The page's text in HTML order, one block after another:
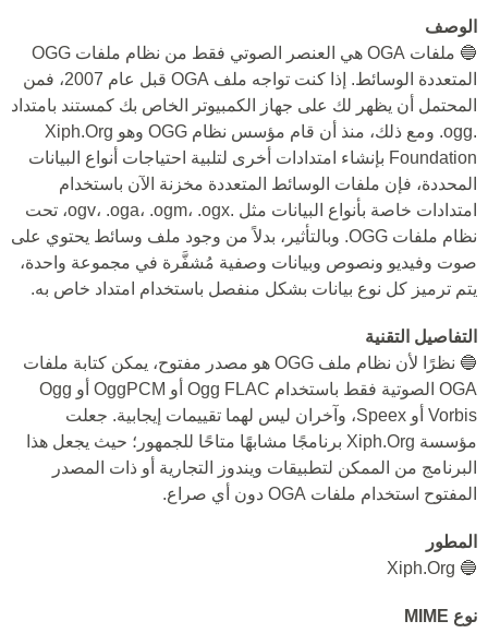
الوصف
🔵 ملفات OGA هي العنصر الصوتي فقط من نظام ملفات OGG
المتعددة الوسائط. إذا كنت تواجه ملف OGA قبل عام 2007، فمن
المحتمل أن يظهر لك على جهاز الكمبيوتر الخاص بك كمستند بامتداد
.ogg. ومع ذلك، منذ أن قام مؤسس نظام OGG وهو Xiph.Org
Foundation بإنشاء امتدادات أخرى لتلبية احتياجات أنواع البيانات
المحددة، فإن ملفات الوسائط المتعددة مخزنة الآن باستخدام
امتدادات خاصة بأنواع البيانات مثل .ogv، .oga، .ogm، .ogx، تحت
نظام ملفات OGG. وبالتأثير، بدلاً من وجود ملف وسائط يحتوي على
صوت وفيديو ونصوص وبيانات وصفية مُشفَّرة في مجموعة واحدة،
يتم ترميز كل نوع بيانات بشكل منفصل باستخدام امتداد خاص به.
التفاصيل التقنية
🔵 نظرًا لأن نظام ملف OGG هو مصدر مفتوح، يمكن كتابة ملفات
OGA الصوتية فقط باستخدام Ogg FLAC أو OggPCM أو Ogg
Vorbis أو Speex، وآخران ليس لهما تقييمات إيجابية. جعلت
مؤسسة Xiph.Org برنامجًا مشابهًا متاحًا للجمهور؛ حيث يجعل هذا
البرنامج من الممكن لتطبيقات ويندوز التجارية أو ذات المصدر
المفتوح استخدام ملفات OGA دون أي صراع.
المطور
🔵 Xiph.Org
نوع MIME